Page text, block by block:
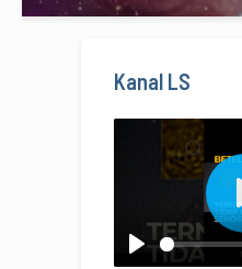
Kanal LS